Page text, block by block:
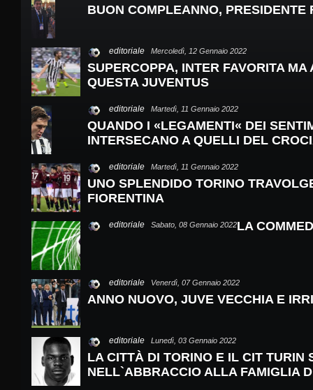
BUON COMPLEANNO, PRESIDENTE
editoriale Mercoledì, 12 Gennaio 2022
SUPERCOPPA, INTER FAVORITA MA
QUESTA JUVENTUS
editoriale Martedì, 11 Gennaio 2022
QUANDO I «LEGAMENTI« DEI
INTERSECANO A QUELLI DEL
editoriale Martedì, 11 Gennaio 2022
UNO SPLENDIDO TORINO
FIORENTINA
editoriale Sabato, 08 Gennaio 2022LA
editoriale Venerdì, 07 Gennaio 2022
ANNO NUOVO, JUVE VECCHIA E
editoriale Lunedì, 03 Gennaio 2022
LA CITTÀ DI TORINO E IL CIT TURIN
NELL`ABBRACCIO ALLA FAMIGLIA